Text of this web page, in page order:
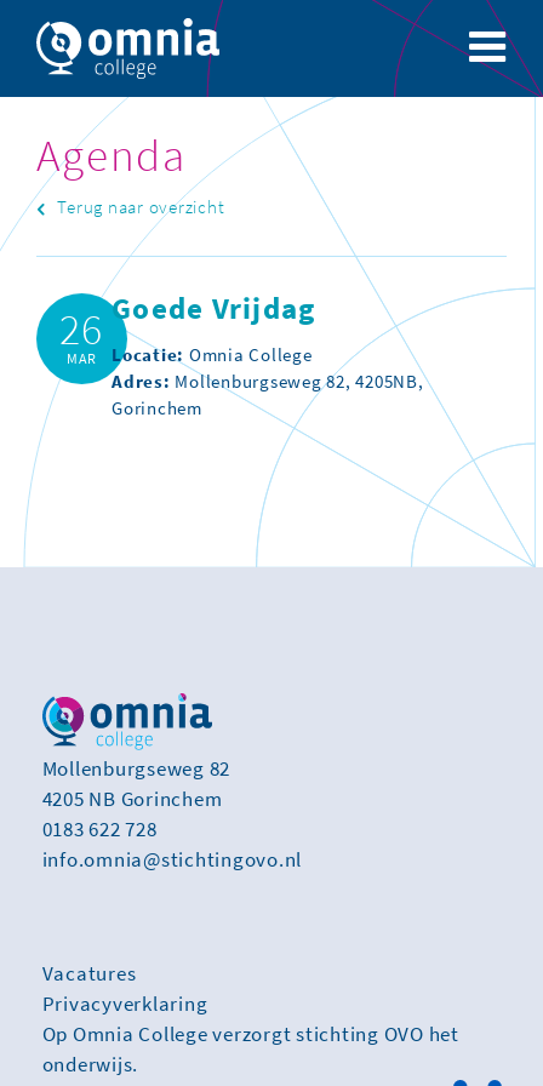
Agenda
Terug naar overzicht
26
MAR
Goede Vrijdag
Locatie: Omnia College
Adres: Mollenburgseweg 82, 4205NB,
Gorinchem
Mollenburgseweg 82
4205 NB Gorinchem
0183 622 728
info.omnia@stichtingovo.nl
Vacatures
Privacyverklaring
Op Omnia College verzorgt stichting OVO het
onderwijs.